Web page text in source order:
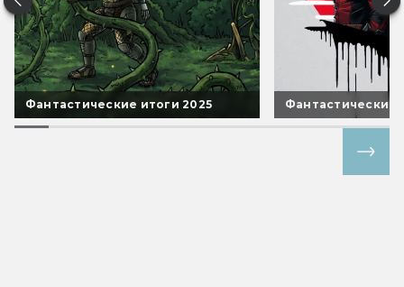
Фантастические итоги 2025 Фантастические